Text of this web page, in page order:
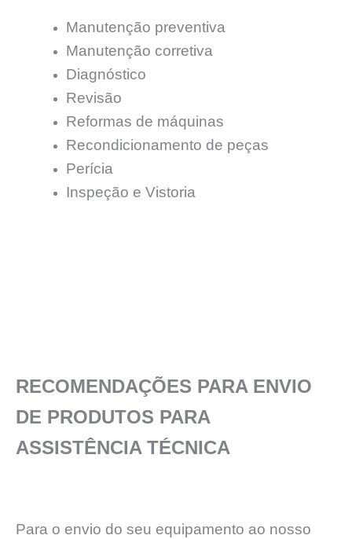
Manutenção preventiva
Manutenção corretiva
Diagnóstico
Revisão
Reformas de máquinas
Recondicionamento de peças
Perícia
Inspeção e Vistoria
RECOMENDAÇÕES PARA ENVIO
DE PRODUTOS PARA
ASSISTÊNCIA TÉCNICA
Para o envio do seu equipamento ao nosso